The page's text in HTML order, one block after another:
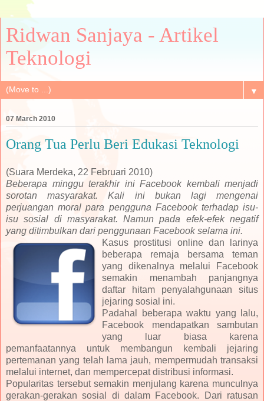
Ridwan Sanjaya - Artikel
Teknologi
▼
07 March 2010
Orang Tua Perlu Beri Edukasi Teknologi
(Suara Merdeka, 22 Februari 2010)
Beberapa minggu terakhir ini Facebook kembali menjadi
sorotan masyarakat. Kali ini bukan lagi mengenai
perjuangan moral para pengguna Facebook terhadap isu-
isu sosial di masyarakat. Namun pada efek-efek negatif
yang ditimbulkan dari penggunaan Facebook selama ini.
Kasus prostitusi online dan larinya
beberapa remaja bersama teman
yang dikenalnya melalui Facebook
semakin menambah panjangnya
daftar hitam penyalahgunaan situs
jejaring sosial ini.
Padahal beberapa waktu yang lalu,
Facebook mendapatkan sambutan
yang luar biasa karena
pemanfaatannya untuk membangun kembali jejaring
pertemanan yang telah lama jauh, mempermudah transaksi
melalui internet, dan mempercepat distribusi informasi.
Popularitas tersebut semakin menjulang karena munculnya
gerakan-gerakan sosial di dalam Facebook. Dari ratusan